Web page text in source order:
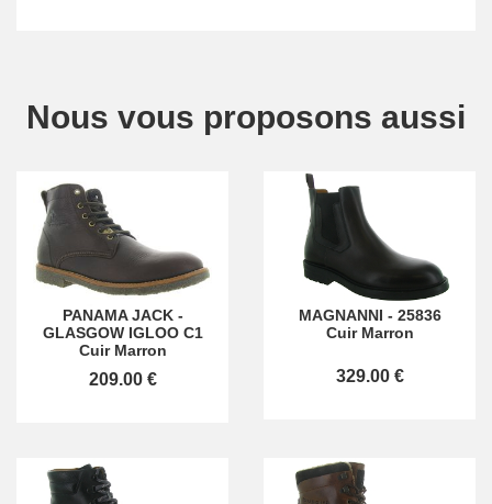
Nous vous proposons aussi
PANAMA JACK-
GLASGOW IGLOO C1
Cuir Marron
209.00 €
MAGNANNI - 25836
Cuir Marron
329.00 €